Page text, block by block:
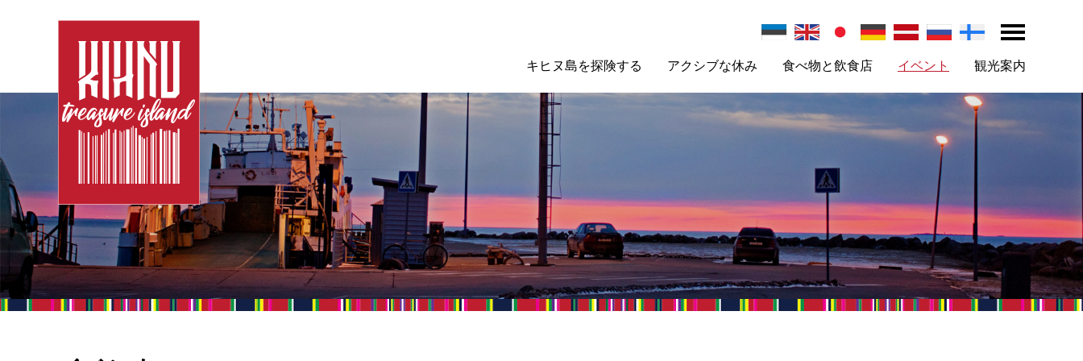
キヒヌ島を探険する アクシブな休み 食べ物と飲食店 イベント 観光案内